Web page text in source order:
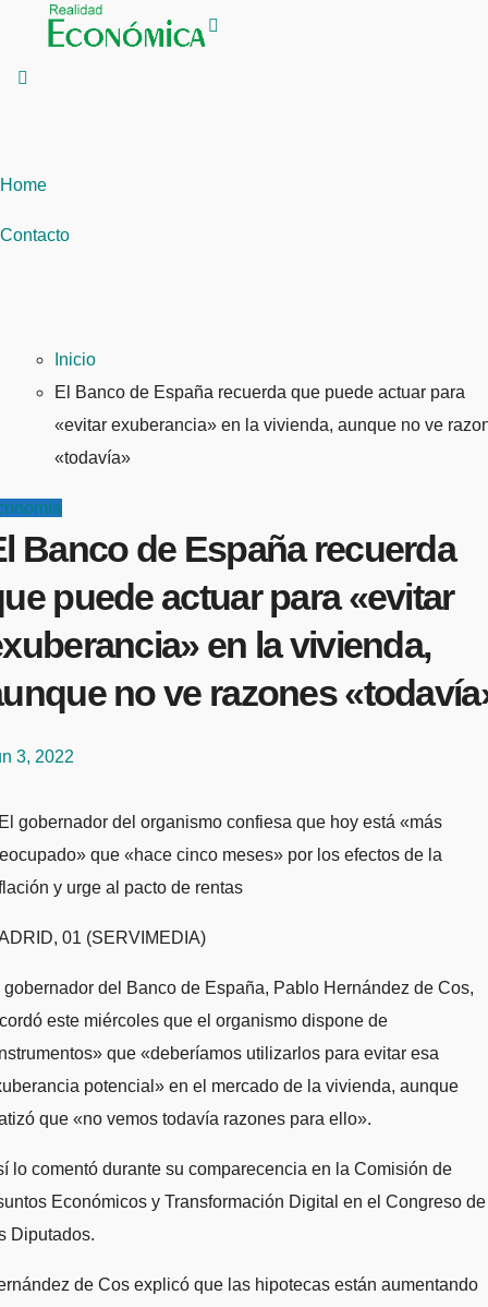
contenido
Home
Contacto
Inicio
El Banco de España recuerda que puede actuar para
«evitar exuberancia» en la vivienda, aunque no ve
«todavía»
Banco de España recuerda
puede actuar para «evitar
en la vivienda,
no ve razones
3, 2022
que «hace cinco meses» por los efectos de la
y urge al pacto de rentas
01 (SERVIMEDIA)
gobernador del Banco de España, Pablo Hernández de Cos,
este miércoles que el organismo dispone de
que «deberíamos utilizarlos para evitar esa
potencial» en el mercado de la vivienda, aunque
que «no vemos todavía razones para ello».
lo comentó durante su comparecencia en la Comisión de
Económicos y Transformación Digital en el Congreso de
Diputados.
de Cos explicó que las hipotecas están aumentando